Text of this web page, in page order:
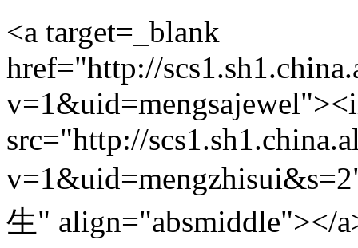
<a target=_blank
href="http://
src="http://
生" align="absmiddle"></